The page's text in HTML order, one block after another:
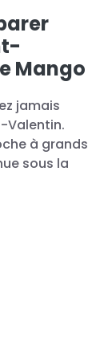
Mango
jamais
Valentin.
à grands
sous la